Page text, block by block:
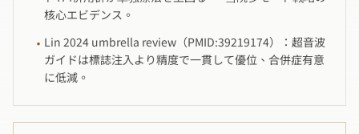
核心エビデンス。
· Lin 2024 umbrella review（PMID:39219174）：超音波
ガイドは標誌注入より精度で一貫して優位、合併症有意
に低減。